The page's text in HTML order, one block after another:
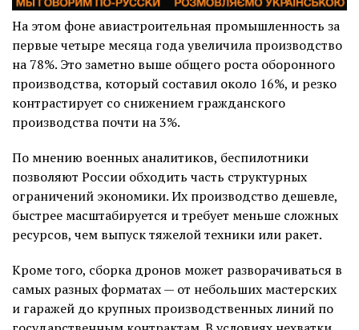
На этом фоне авиастроительная промышленность за
первые четыре месяца года увеличила производство
на 78%. Это заметно выше общего роста оборонного
производства, который составил около 16%, и резко
контрастирует со снижением гражданского
производства почти на 3%.
По мнению военных аналитиков, беспилотники
позволяют России обходить часть структурных
ограничений экономики. Их производство дешевле,
быстрее масштабируется и требует меньше сложных
ресурсов, чем выпуск тяжелой техники или ракет.
Кроме того, сборка дронов может разворачиваться в
самых разных форматах — от небольших мастерских
и гаражей до крупных производственных линий по